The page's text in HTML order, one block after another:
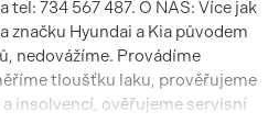
tel: 734 567 487. O NÁS: Více jak
značku Hyundai a Kia původem
nedovážíme. Provádíme
tloušťku laku, prověřujeme
insolvencí, ověřujeme servisní